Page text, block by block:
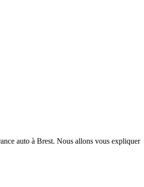
auto à Brest. Nous allons vous expliquer